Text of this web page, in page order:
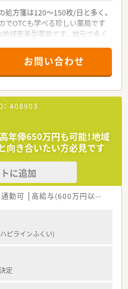
方箋は120～150枚/日と多く、
でOTCも学べる珍しい薬局です
域密着型薬局です。地元で永く
お問い合わせ
408903
年俸650万円も可能！地域
向き合いたい方必見です
に追加
勤可 高給与(600万円以上)
ピラインふくい)
定